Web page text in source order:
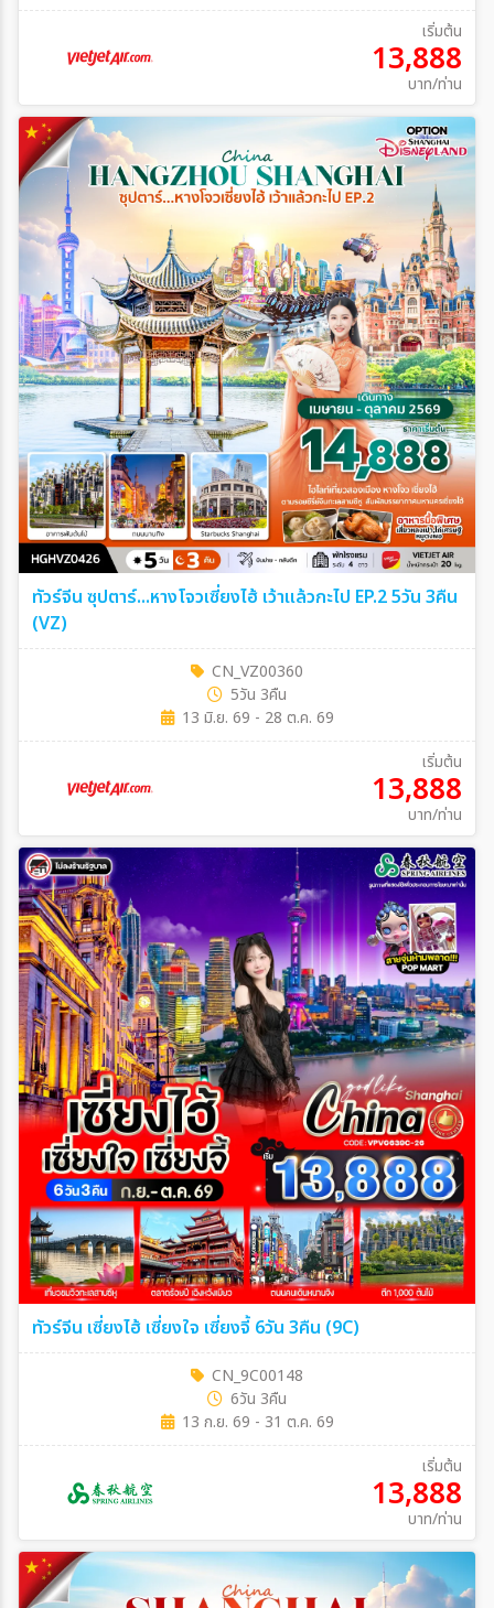
เริ่มต้น
13,888
บาท/ท่าน
ทัวร์จีน ซุปตาร์...หางโจวเซี่ยงไฮ้ เว้าแล้วกะไป EP.2 5วัน 3คืน
(VZ)
CN_VZ00360
5วัน 3คืน
13 มิ.ย. 69 - 28 ต.ค. 69
เริ่มต้น
13,888
บาท/ท่าน
ทัวร์จีน เซี่ยงไฮ้ เซี่ยงใจ เซี่ยงจี้ 6วัน 3คืน (9C)
CN_9C00148
6วัน 3คืน
13 ก.ย. 69 - 31 ต.ค. 69
เริ่มต้น
13,888
บาท/ท่าน